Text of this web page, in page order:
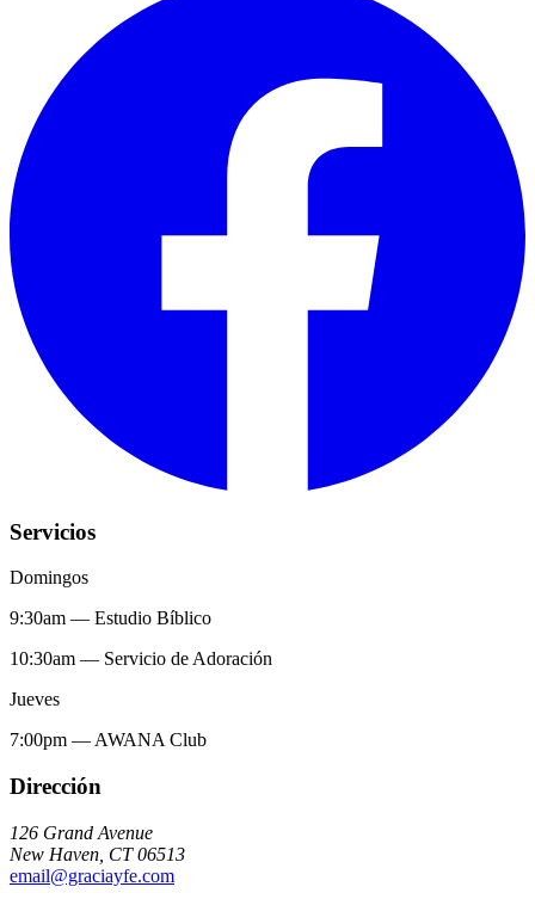
Servicios
Domingos
9:30am — Estudio Bíblico
10:30am — Servicio de Adoración
Jueves
7:00pm — AWANA Club
Dirección
126 Grand Avenue
New Haven CT 06513
email@graciayfe.com